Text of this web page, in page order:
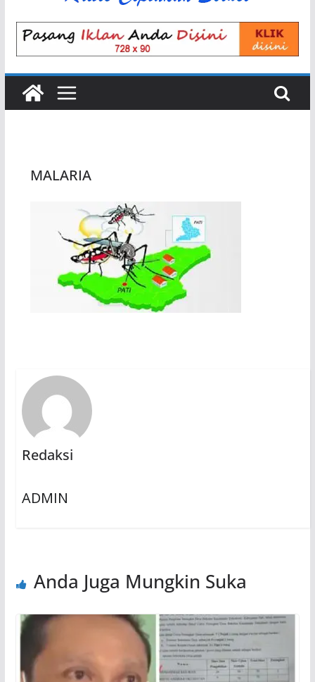
MALARIA
Redaksi
ADMIN
Anda Juga Mungkin Suka